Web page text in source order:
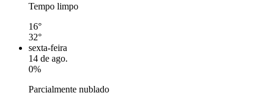
Tempo limpo
16°
32°
sexta-feira
14 de ago.
0%
Parcialmente nublado